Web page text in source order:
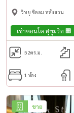
วิทยุ ชิดลม หลังสวน
เช่าคอนโด สุขุมวิท 🏢
52ตร.ม.
1 ห้อง
ขาย